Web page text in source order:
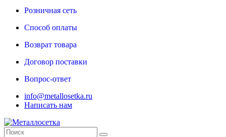
Розничная сеть
Способ оплаты
Возврат товара
Договор поставки
Вопрос-ответ
info@metallosetka.ru
Написать нам